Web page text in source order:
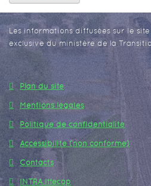
Les informations diffusées sur le
exclusive du ministère de la
Plan du site
Mentions légales
Politique de confidentialité
Accessibilité (non conforme)
Contacts
INTRA Ittecop